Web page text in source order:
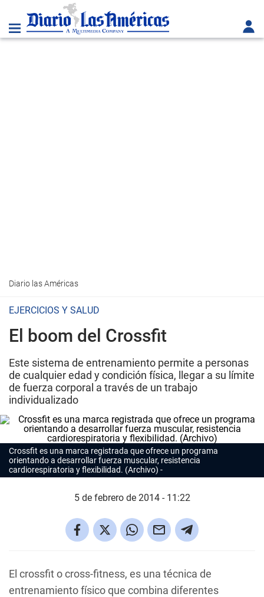
Diario las Américas
EJERCICIOS Y SALUD
El boom del Crossfit
Este sistema de entrenamiento permite a personas
de cualquier edad y condición física, llegar a su límite
de fuerza corporal a través de un trabajo
individualizado
Crossfit es una marca registrada que ofrece un programa
orientando a desarrollar fuerza muscular, resistencia
cardiorespiratoria y flexibilidad. (Archivo)
5 de febrero de 2014 - 11:22
El crossfit o cross-fitness, es una técnica de
entrenamiento físico que combina diferentes